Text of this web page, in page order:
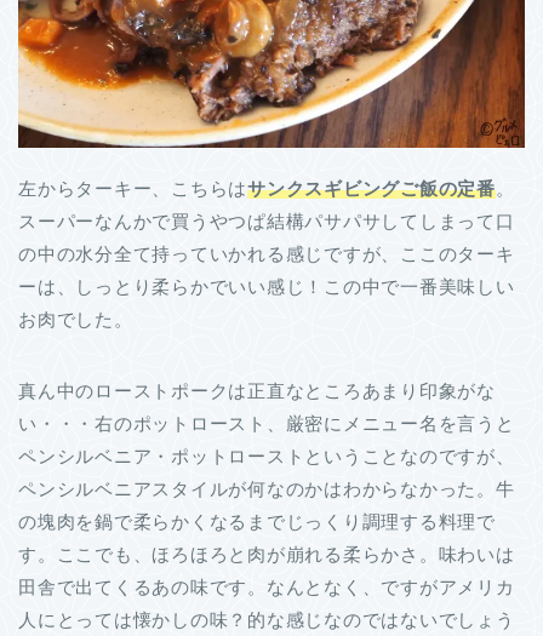
左からターキー、こちらはサンクスギビングご飯の定番。
スーパーなんかで買うやつぱ結構パサパサしてしまって口
の中の水分全て持っていかれる感じですが、ここのターキ
ーは、しっとり柔らかでいい感じ！この中で一番美味しい
お肉でした。
真ん中のローストポークは正直なところあまり印象がな
い・・・右のポットロースト、厳密にメニュー名を言うと
ペンシルベニア・ポットローストということなのですが、
ペンシルベニアスタイルが何なのかはわからなかった。牛
の塊肉を鍋で柔らかくなるまでじっくり調理する料理で
す。ここでも、ほろほろと肉が崩れる柔らかさ。味わいは
田舎で出てくるあの味です。なんとなく、ですがアメリカ
人にとっては懐かしの味？的な感じなのではないでしょう